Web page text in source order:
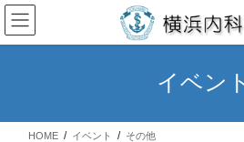
コ
ン
テ
ス
ナ
ビ
ゲ
ン
イベント
HOME イベント
その他